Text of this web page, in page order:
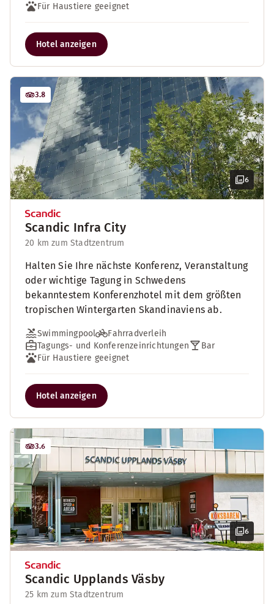
Für Haustiere geeignet
Hotel anzeigen
6
3.8
Scandic Infra City
20 km zum Stadtzentrum
Halten Sie Ihre nächste Konferenz, Veranstaltung
oder wichtige Tagung in Schwedens
bekanntestem Konferenzhotel mit dem größten
tropischen Wintergarten Skandinaviens ab.
Swimmingpool
Fahrradverleih
Tagungs- und Konferenzeinrichtungen
Bar
Für Haustiere geeignet
Hotel anzeigen
6
3.6
Scandic Upplands Väsby
25 km zum Stadtzentrum